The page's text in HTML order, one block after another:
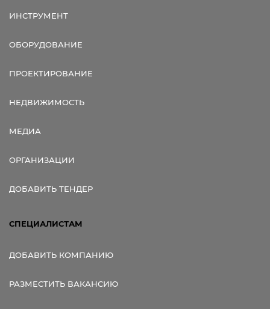
ИНСТРУМЕНТ
ОБОРУДОВАНИЕ
ПРОЕКТИРОВАНИЕ
НЕДВИЖИМОСТЬ
МЕДИА
ОРГАНИЗАЦИИ
ДОБАВИТЬ ТЕНДЕР
СПЕЦИАЛИСТАМ
ДОБАВИТЬ КОМПАНИЮ
РАЗМЕСТИТЬ ВАКАНСИЮ